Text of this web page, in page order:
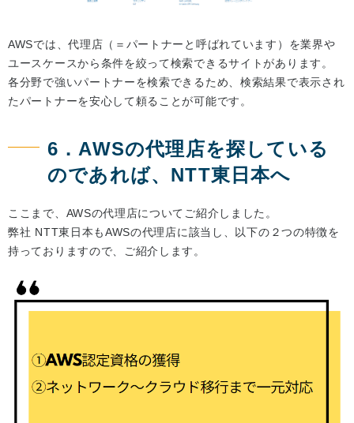
AWSでは、代理店（＝パートナーと呼ばれています）を業界や
ユースケースから条件を絞って検索できるサイトがあります。
各分野で強いパートナーを検索できるため、検索結果で表示され
たパートナーを安心して頼ることが可能です。
6．AWSの代理店を探している
のであれば、NTT東日本へ
ここまで、AWSの代理店についてご紹介しました。
弊社 NTT東日本もAWSの代理店に該当し、以下の２つの特徴を
持っておりますので、ご紹介します。